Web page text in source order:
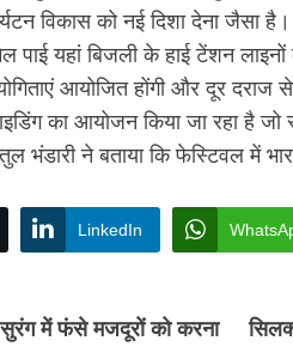
विकास को नई दिशा देना जैसा
यहां बिजली के हाई टेंशन
आयोजित होंगी और दूर दराज
का आयोजन किया जा रहा है
भंडारी ने बताया कि फेस्टिवल में
LinkedIn
में फंसे मजदूरों को करना